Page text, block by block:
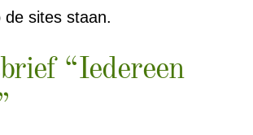
de sites staan.
“Iedereen